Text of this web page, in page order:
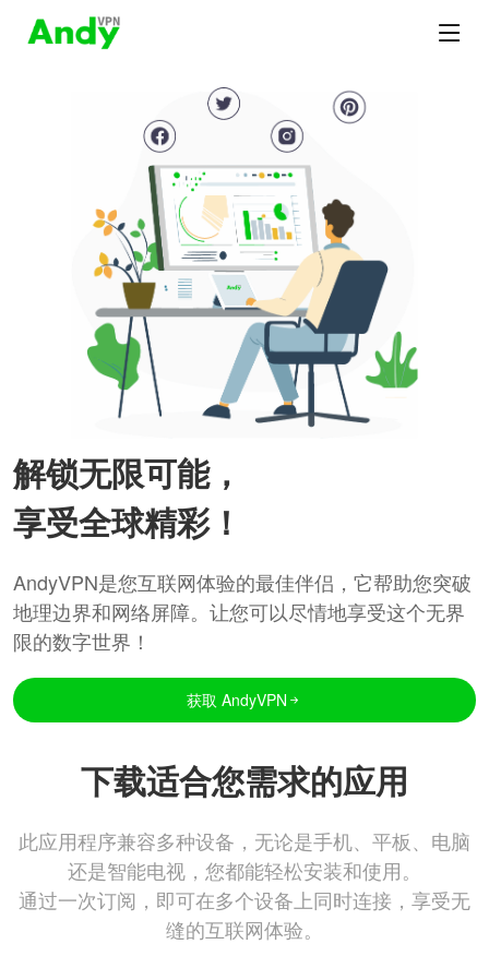
解锁无限可能，
享受全球精彩！
AndyVPN是您互联网体验的最佳伴侣，它帮助您突破
地理边界和网络屏障。让您可以尽情地享受这个无界
限的数字世界！
获取 AndyVPN
下载适合您需求的应用
此应用程序兼容多种设备，无论是手机、平板、电脑
还是智能电视，您都能轻松安装和使用。
通过一次订阅，即可在多个设备上同时连接，享受无
缝的互联网体验。